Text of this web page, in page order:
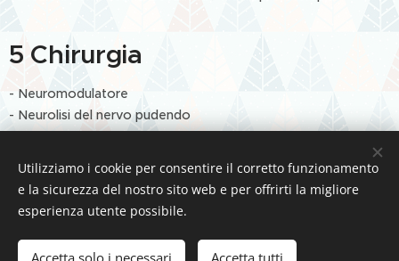
5 Chirurgia
- Neuromodulatore
- Neurolisi del nervo pudendo
Utilizziamo i cookie per consentire il corretto funzionamento
e la sicurezza del nostro sito web e per offrirti la migliore
esperienza utente possibile.
Accetta solo i necessari Accetta tutti